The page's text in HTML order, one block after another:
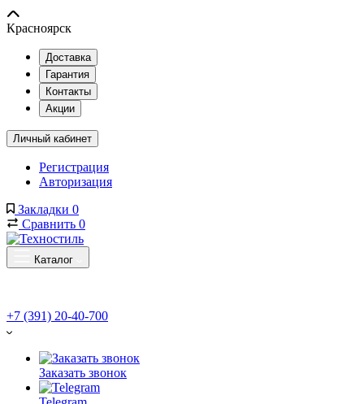
Красноярск
Доставка
Гарантия
Контакты
Акции
Личный кабинет
Регистрация
Авторизация
Закладки 0
Сравнить 0
Каталог
+7 (391) 20-40-700
Заказать звонок